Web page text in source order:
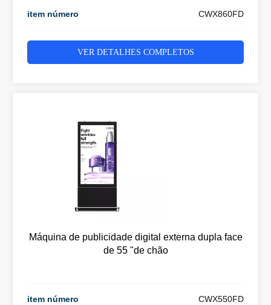
item número CWX860FD
VER DETALHES COMPLETOS
Máquina de publicidade digital externa dupla face
de 55 "de chão
item número CWX550FD